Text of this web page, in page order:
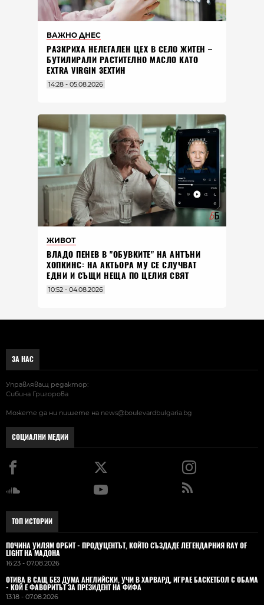
ВАЖНО ДНЕС
РАЗКРИХА НЕЛЕГАЛЕН ЦЕХ В СЕЛО ЖИТЕН –
БУТИЛИРАЛИ РАСТИТЕЛНО МАСЛО КАТО
EXTRA VIRGIN ЗЕХТИН
14:28 - 05.08.2026
ЖИВОТ
ВЛАДO ПЕНЕВ В "ОБУВКИТЕ" НА АНТЪНИ
ХОПКИНС: НА АКТЬОРА МУ СЕ СЛУЧВАТ
ЕДНИ И СЪЩИ НЕЩА ПО ЦЕЛИЯ СВЯТ
10:52 - 04.08.2026
ЗА НАС
Управляващ редактор:
Сибина Григорова
Можете да ни пишете на news@boulevardbulgaria.bg
СОЦИАЛНИ МЕДИИ
ТОП ИСТОРИИ
ПОЧИНА УИЛЯМ ОРБИТ - ПРОДУЦЕНТЪТ, КОЙТО СЪЗДАДЕ ЛЕГЕНДАРНИЯ RAY OF
LIGHT НА МАДОНА
16:23 - 07.08.2026
ОТИВА В САЩ БЕЗ ДУМА АНГЛИЙСКИ, УЧИ В ХАРВАРД, ИГРАЕ БАСКЕТБОЛ С ОБАМА
- КОЙ Е ФАВОРИТЪТ ЗА ПРЕЗИДЕНТ НА ФИФА
13:18 - 07.08.2026